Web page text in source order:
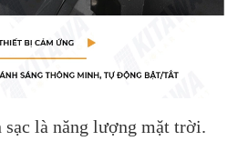
sạc là năng lượng mặt trời.